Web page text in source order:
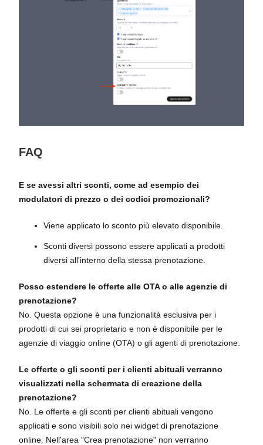
FAQ
E se avessi altri sconti, come ad esempio dei
modulatori di prezzo o dei codici promozionali?
Viene applicato lo sconto più elevato disponibile.
Sconti diversi possono essere applicati a prodotti
diversi all'interno della stessa prenotazione.
Posso estendere le offerte alle OTA o alle agenzie di
prenotazione?
No. Questa opzione è una funzionalità esclusiva per i
prodotti di cui sei proprietario e non è disponibile per le
agenzie di viaggio online (OTA) o gli agenti di prenotazione.
Le offerte o gli sconti per i clienti abituali verranno
visualizzati nella schermata di creazione della
prenotazione?
No. Le offerte e gli sconti per clienti abituali vengono
applicati e sono visibili solo nei widget di prenotazione
online. Nell'area "Crea prenotazione" non verranno